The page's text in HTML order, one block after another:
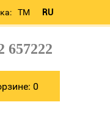
TM RU
657222
0